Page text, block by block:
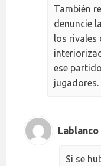
También
denuncie
los rivales
ese
jugadores.
Lablanco
Si se